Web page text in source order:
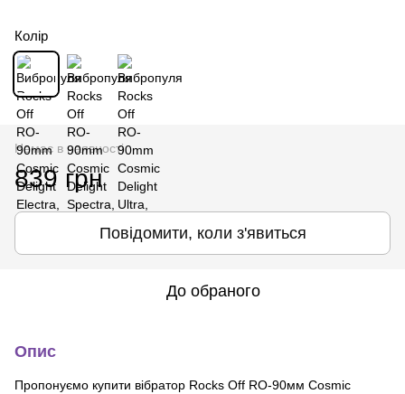
Колір
Немає в наявності
839 грн
Повідомити, коли з'явиться
До обраного
Опис
Пропонуємо купити вібратор Rocks Off RO-90мм Cosmic